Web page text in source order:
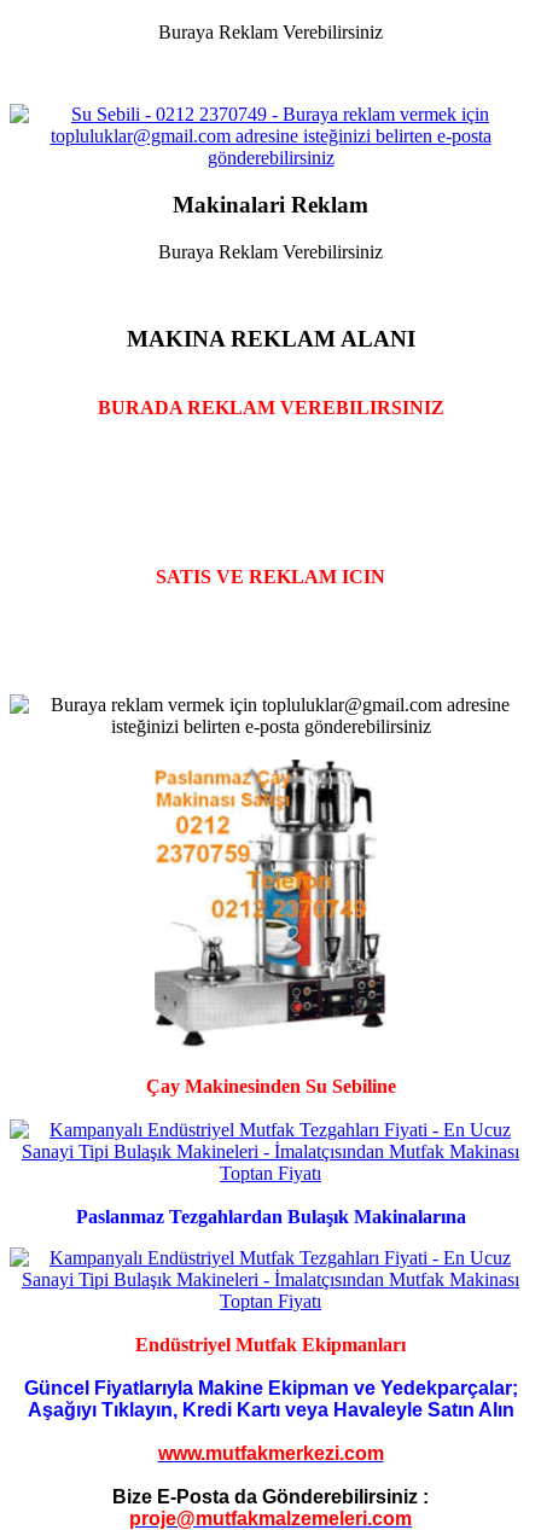
Buraya Reklam Verebilirsiniz
Makinalari Reklam
Buraya Reklam Verebilirsiniz
MAKINA REKLAM ALANI
BURADA REKLAM VEREBILIRSINIZ
SATIS VE REKLAM ICIN
Çay Makinesinden Su Sebiline
Paslanmaz Tezgahlardan Bulaşık Makinalarına
Endüstriyel Mutfak Ekipmanları
Güncel Fiyatlarıyla Makine Ekipman ve Yedekparçalar;
Aşağıyı Tıklayın, Kredi Kartı veya Havaleyle Satın Alın
www.mutfakmerkezi.com
Bize E-Posta da Gönderebilirsiniz :
proje@mutfakmalzemeleri.com